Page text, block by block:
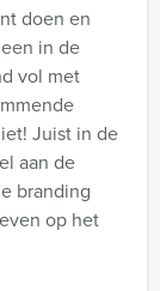
doen en
in de
vol met
Juist in de
aan de
branding
op het